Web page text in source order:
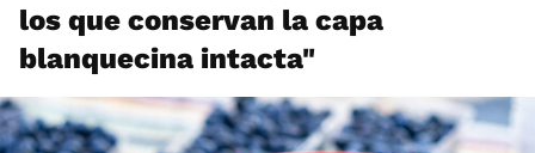
los que conservan la capa
blanquecina intacta"